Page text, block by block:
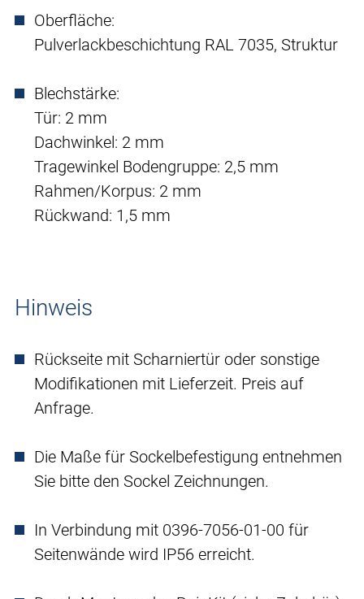
Oberfläche:
Pulverlackbeschichtung RAL 7035, Struktur
Blechstärke:
Tür: 2 mm
Dachwinkel: 2 mm
Tragewinkel Bodengruppe: 2,5 mm
Rahmen/Korpus: 2 mm
Rückwand: 1,5 mm
Hinweis
Rückseite mit Scharniertür oder sonstige
Modifikationen mit Lieferzeit. Preis auf
Anfrage.
Die Maße für Sockelbefestigung entnehmen
Sie bitte den Sockel Zeichnungen.
In Verbindung mit 0396-7056-01-00 für
Seitenwände wird IP56 erreicht.